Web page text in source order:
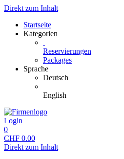
Direkt zum Inhalt
Startseite
Kategorien
Reservierungen
Packages
Sprache
Deutsch
English
Login
0
CHF 0.00
Direkt zum Inhalt